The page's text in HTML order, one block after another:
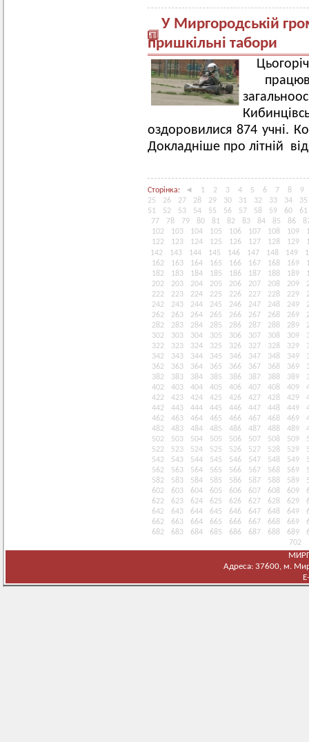
У Миргородській
пришкільні табори
оздоровилися 874 учні.
Докладніше про літній
Сторінка: ◄ 1 2 3 4 5 6 7 8
9
25
26 27 28 29 30 31 32 33 34
35
51
52 53 54 55 56 57 58 59 60
61
77
78 79 80 81 82 83 84 85 86
102
103 104 105 106 107 108 109
122
123 124 125 126 127 128 129
142
143 144 145 146 147 148 149
162
163 164 165 166 167 168 169
182
183 184 185 186 187 188 189
202
203 204 205 206 207 208 209
222
223 224 225 226 227 228 229
242
243 244 245 246 247 248 249
262
263 264 265 266 267 268 269
282
283 284 285 286 287 288 289
302
303 304 305 306 307 308 309
322
323 324 325 326 327 328 329
342
343 344 345 346 347 348 349
362
363 364 365 366 367 368 369
382
383 384 385 386 387 388 389
402
403 404 405 406 407 408 409
422
423 424 425 426 427 428 429
442
443 444 445 446 447 448 449
462
463 464 465 466 467 468 469
482
483 484 485 486 487 488 489
502
503 504 505 506 507 508 509
522
523 524 525 526 527 528 529
542
543 544 545 546 547 548 549
562
563 564 565 566 567 568 569
582
583 584 585 586 587 588 589
602
603 604 605 606 607 608 609
622
623 624 625 626 627 628 629
642
643 644 645 646 647 648 649
662
663 664 665 666 667 668 669
682
683 684 685 686 687 688 689
702
Адреса: 37600, м.